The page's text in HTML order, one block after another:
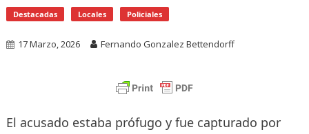
Destacadas Locales Policiales
17 Marzo, 2026 Fernando Gonzalez Bettendorff
El acusado estaba prófugo y fue capturado por